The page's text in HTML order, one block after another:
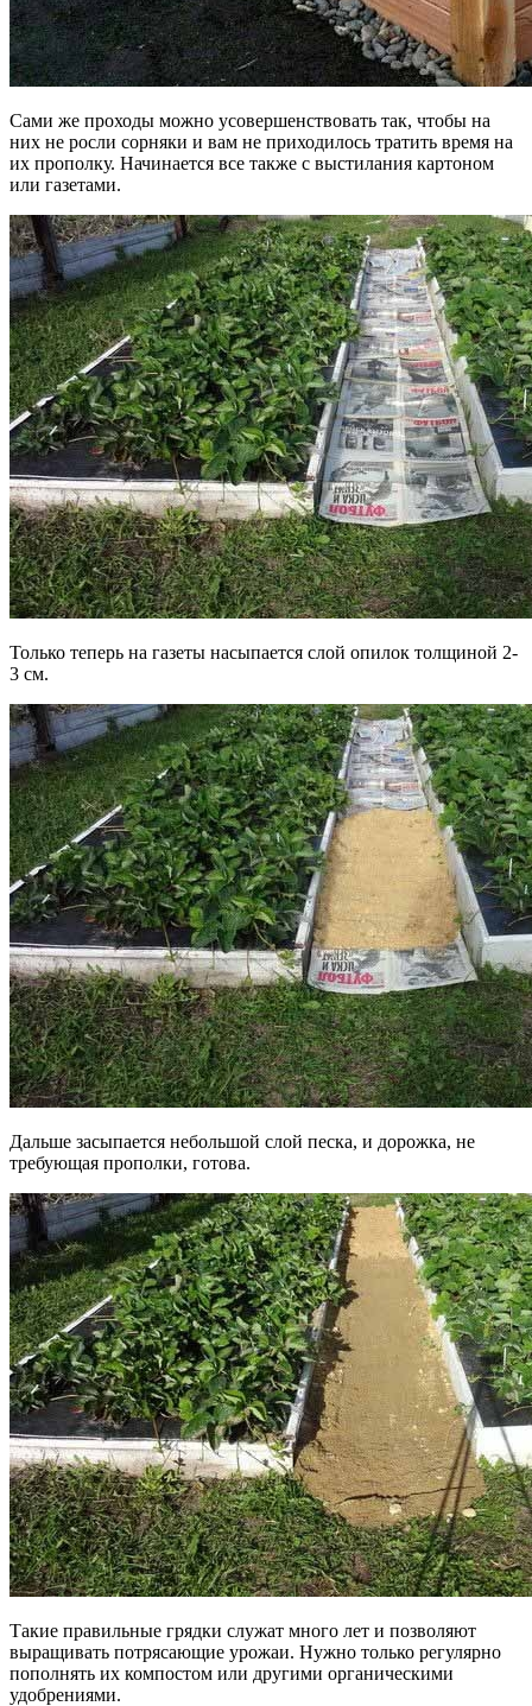
Сами же проходы можно усовершенствовать так, чтобы на
них не росли сорняки и вам не приходилось тратить время на
их прополку. Начинается все также с выстилания картоном
или газетами.
Только теперь на газеты насыпается слой опилок толщиной 2-
3 см.
Дальше засыпается небольшой слой песка, и дорожка, не
требующая прополки, готова.
Такие правильные грядки служат много лет и позволяют
выращивать потрясающие урожаи. Нужно только регулярно
пополнять их компостом или другими органическими
удобрениями.